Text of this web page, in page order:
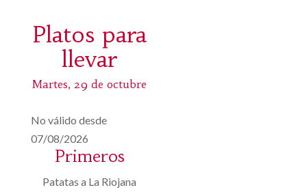
Platos para
llevar
Martes, 29 de octubre
No válido desde
07/08/2026
Primeros
Patatas a La Riojana